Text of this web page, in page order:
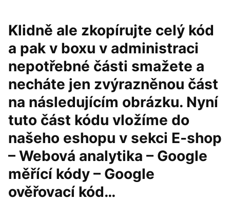
Klidně ale zkopírujte celý kód
a pak v boxu v administraci
nepotřebné části smažete a
necháte jen zvýrazněnou část
na následujícím obrázku. Nyní
tuto část kódu vložíme do
našeho eshopu v sekci E-shop
– Webová analytika – Google
měřící kódy – Google
ověřovací kód…